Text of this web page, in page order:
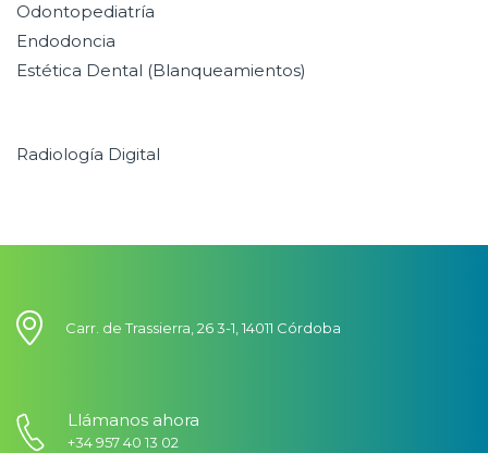
Odontopediatría
Endodoncia
Estética Dental (Blanqueamientos)
Radiología Digital
Carr. de Trassierra, 26 3-1, 14011 Córdoba
Llámanos ahora
+34 957 40 13 02